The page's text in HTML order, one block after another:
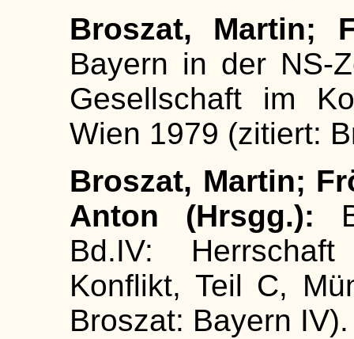
Broszat, Martin;
Bayern in der NS-
Gesellschaft im
Wien 1979 (zitiert:
Broszat, Martin;
Anton (Hrsgg.):
Bd.IV:
Konflikt, Teil C,
Broszat: Bayern IV).